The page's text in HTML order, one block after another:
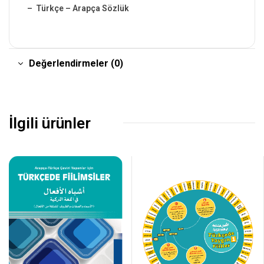
– Türkçe – Arapça Sözlük
Değerlendirmeler (0)
İlgili ürünler